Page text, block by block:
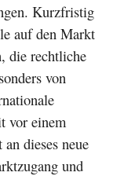
Kurzfristig
auf den Markt
die rechtliche
von
vor einem
dieses neue
und